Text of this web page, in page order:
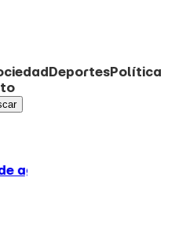
DeportesPolítica
no quiere turbulencias: